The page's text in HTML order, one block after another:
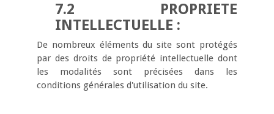
7.2 PROPRIETE
INTELLECTUELLE :
De nombreux éléments du site sont protégés
par des droits de propriété intellectuelle dont
les modalités sont précisées dans les
conditions générales d'utilisation du site.